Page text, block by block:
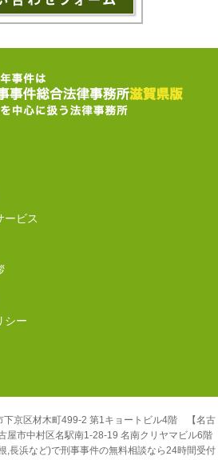
ービス
シー
下京区材木町499-2 第1キョートビル4階 【名古
屋市中村区名駅南1-28-19 名南クリヤマビル6階
,長浜など)で刑事事件の無料相談なら24時間受付